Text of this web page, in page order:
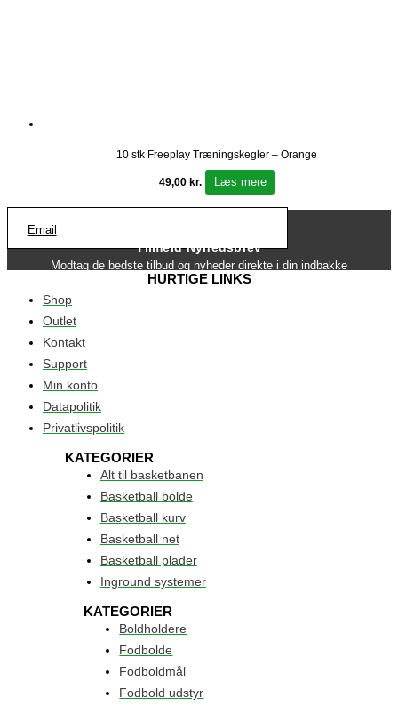
10 stk Freeplay Træningskegler – Orange
49,00 kr. Læs mere
Email
Tilmeld Nyhedsbrev
Modtag de bedste tilbud og nyheder direkte i din indbakke
HURTIGE LINKS
Shop
Outlet
Kontakt
Support
Min konto
Datapolitik
Privatlivspolitik
KATEGORIER
Alt til basketbanen
Basketball bolde
Basketball kurv
Basketball net
Basketball plader
Inground systemer
KATEGORIER
Boldholdere
Fodbolde
Fodboldmål
Fodbold udstyr